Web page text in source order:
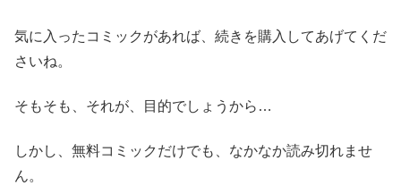
気に入ったコミックがあれば、続きを購入してあげてくだ
さいね。
そもそも、それが、目的でしょうから…
しかし、無料コミックだけでも、なかなか読み切れませ
ん。